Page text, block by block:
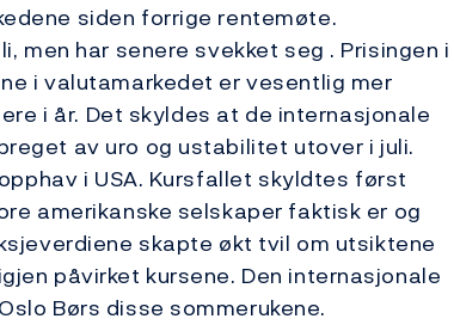
siden forrige rentemøte.
men har senere svekket seg . Prisingen i
i valutamarkedet er vesentlig mer
i år. Det skyldes at de internasjonale
av uro og ustabilitet utover i juli.
i USA. Kursfallet skyldtes først
amerikanske selskaper faktisk er og
skapte økt tvil om utsiktene
påvirket kursene. Den internasjonale
Børs disse sommerukene.